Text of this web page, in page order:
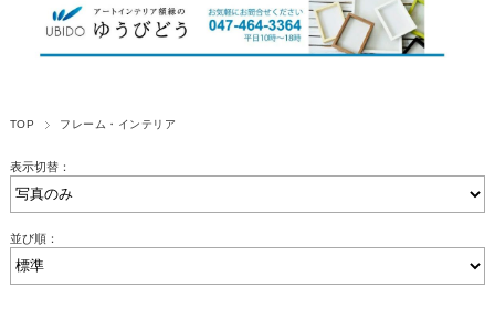
TOP フレーム・インテリア
表示切替：
並び順：